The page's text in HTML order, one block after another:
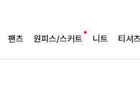
팬츠 원피스/스커트 니트 티셔츠